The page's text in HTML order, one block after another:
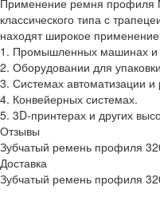
Применение ремня профиля
классического типа с
находят широкое
1. Промышленных машинах и
2. Оборудовании для
3. Системах автоматизации и
4. Конвейерных системах.
5. 3D-принтерах и других
Отзывы
Зубчатый ремень профиля
Доставка
Зубчатый ремень профиля